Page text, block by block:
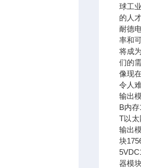
球工
的人
耐德
率和
将成
们的
像现
令人
输出
B内
T以太
输出
块
器模